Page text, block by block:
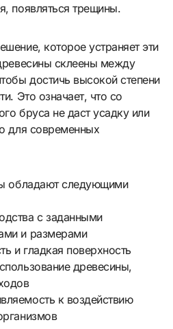
появляться трещины.
которое устраняет эти
склеены между
достичь высокой степени
Это означает, что со
бруса не даст усадку или
для современных
обладают следующими
с заданными
и размерами
и гладкая поверхность
древесины,
к воздействию